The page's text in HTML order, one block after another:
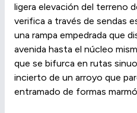
ligera elevación del terreno
verifica a través de sendas
una rampa empedrada que
avenida hasta el núcleo
que se bifurca en rutas
incierto de un arroyo que
entramado de formas